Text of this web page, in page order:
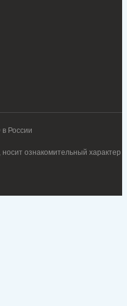
России
ознакомительный характер